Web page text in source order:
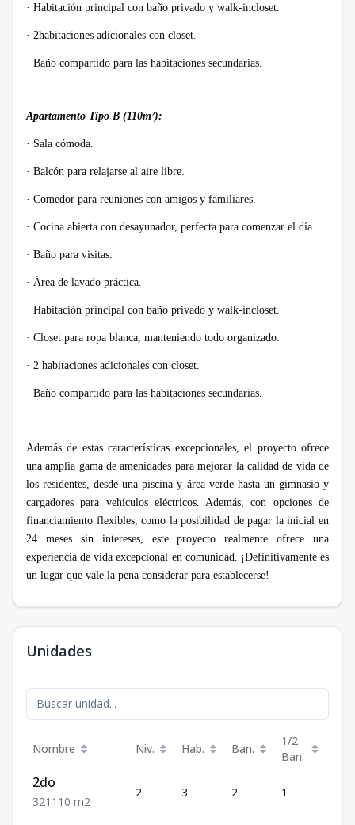
· Habitación principal con baño privado y walk-incloset.
· 2habitaciones adicionales con closet.
· Baño compartido para las habitaciones secundarias.
Apartamento Tipo B (110m²):
· Sala cómoda.
· Balcón para relajarse al aire libre.
· Comedor para reuniones con amigos y familiares.
· Cocina abierta con desayunador, perfecta para comenzar el día.
· Baño para visitas.
· Área de lavado práctica.
· Habitación principal con baño privado y walk-incloset.
· Closet para ropa blanca, manteniendo todo organizado.
· 2 habitaciones adicionales con closet.
· Baño compartido para las habitaciones secundarias.
Además de estas características excepcionales, el proyecto ofrece
una amplia gama de amenidades para mejorar la calidad de vida de
los residentes, desde una piscina y área verde hasta un gimnasio y
cargadores para vehículos eléctricos. Además, con opciones de
financiamiento flexibles, como la posibilidad de pagar la inicial en
24 meses sin intereses, este proyecto realmente ofrece una
experiencia de vida excepcional en comunidad. ¡Definitivamente es
un lugar que vale la pena considerar para establecerse!
Unidades
Nombre Niv. Hab. Ban.
1/2
Ban.
2do
321 110 m2
2 3 2 1